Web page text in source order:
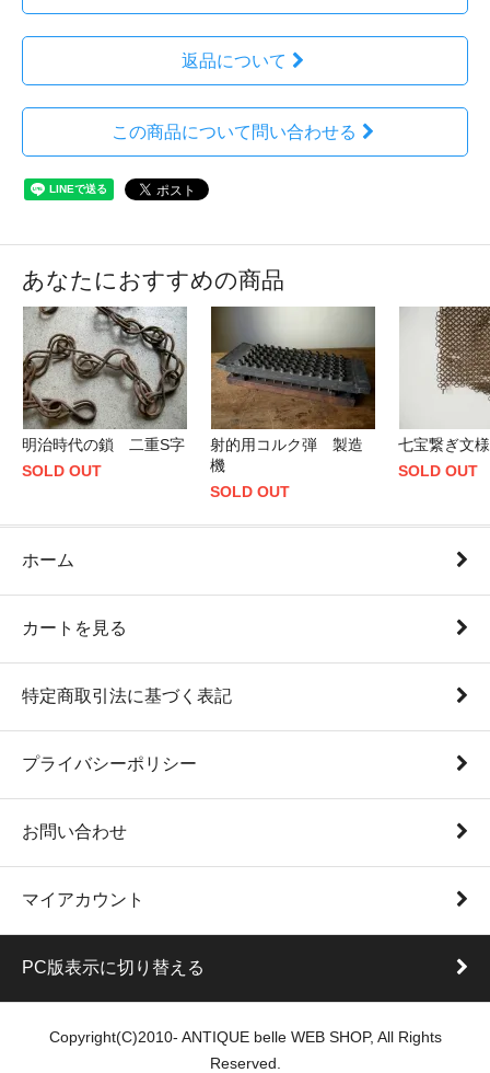
返品について
この商品について問い合わせる
あなたにおすすめの商品
明治時代の鎖 二重S字
SOLD OUT
射的用コルク弾 製造
機
SOLD OUT
七宝繋ぎ文
SOLD OUT
ホーム
カートを見る
特定商取引法に基づく表記
プライバシーポリシー
お問い合わせ
マイアカウント
PC版表示に切り替える
Copyright(C)2010- ANTIQUE belle WEB SHOP, All Rights
Reserved.